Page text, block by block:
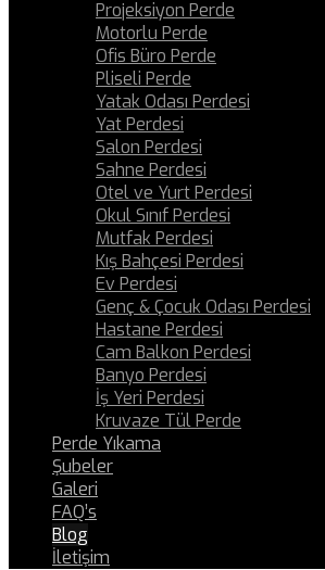
Projeksiyon Perde
Motorlu Perde
Ofis Büro Perde
Pliseli Perde
Yatak Odası Perdesi
Yat Perdesi
Salon Perdesi
Sahne Perdesi
Otel ve Yurt Perdesi
Okul Sınıf Perdesi
Mutfak Perdesi
Kış Bahçesi Perdesi
Ev Perdesi
Genç & Çocuk Odası Perdesi
Hastane Perdesi
Cam Balkon Perdesi
Banyo Perdesi
İş Yeri Perdesi
Kruvaze Tül Perde
Perde Yıkama
Şubeler
Galeri
FAQ’s
Blog
İletişim